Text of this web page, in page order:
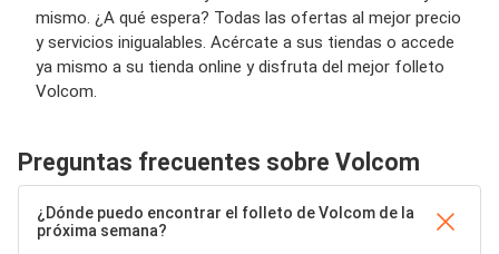
mismo. ¿A qué espera? Todas las ofertas al mejor precio
y servicios inigualables. Acércate a sus tiendas o accede
ya mismo a su tienda online y disfruta del mejor folleto
Volcom.
Preguntas frecuentes sobre Volcom
¿Dónde puedo encontrar el folleto de Volcom de la
próxima semana?